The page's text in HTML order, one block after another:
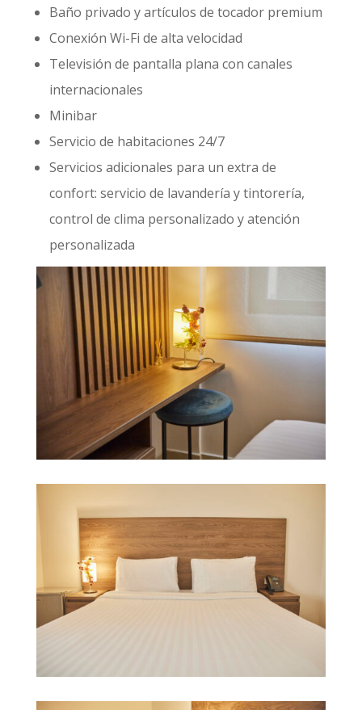
Baño privado y artículos de tocador premium
Conexión Wi-Fi de alta velocidad
Televisión de pantalla plana con canales
internacionales
Minibar
Servicio de habitaciones 24/7
Servicios adicionales para un extra de
confort: servicio de lavandería y tintorería,
control de clima personalizado y atención
personalizada